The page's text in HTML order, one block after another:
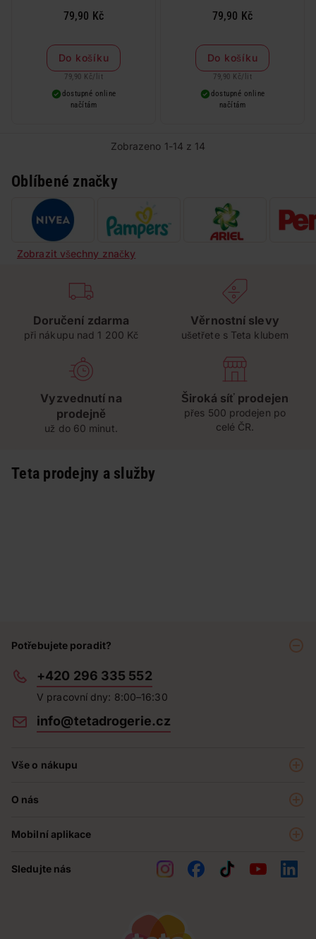
79,90 Kč
Do košíku
79,90 Kč/ lit
dostupné online
načítám
79,90 Kč
Do košíku
79,90 Kč/ lit
dostupné online
načítám
Zobrazeno 1-14 z 14
Oblíbené značky
Zobrazit všechny značky
Doručení zdarma
při nákupu nad 1 200 Kč
Věrnostní slevy
ušetřete s Teta klubem
Vyzvednutí na
prodejně
už do 60 minut.
Široká síť prodejen
přes 500 prodejen po
celé ČR.
Teta prodejny a služby
Potřebujete poradit?
+420 296 335 552
V pracovní dny: 8:00–16:30
info@tetadrogerie.cz
Vše o nákupu
Prodejny
Obchodní podmínky
O nás
Teta pomáhá
Mobilní aplikace
Sledujte nás